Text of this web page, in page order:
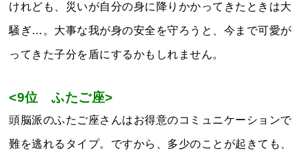
けれども、災いが自分の身に降りかかってきたときは大
騒ぎ…。大事な我が身の安全を守ろうと、今まで可愛が
ってきた子分を盾にするかもしれません。
<9位 ふたご座>
頭脳派のふたご座さんはお得意のコミュニケーションで
難を逃れるタイプ。ですから、多少のことが起きても、